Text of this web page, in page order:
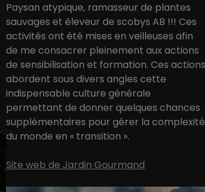
Paysan atypique, ramasseur de plantes
sauvages et éleveur de scobys AB !!! Ces
activités ont été mises en veilleuses afin
de me consacrer pleinement aux actions
de sensibilisation et formation. Ces actions
abordent sous divers angles cette
indispensable culture générale
permettant de donner quelques chances
supplémentaires pour gérer la complexité
du monde en « transition ».
Site web de Jardin Gourmand